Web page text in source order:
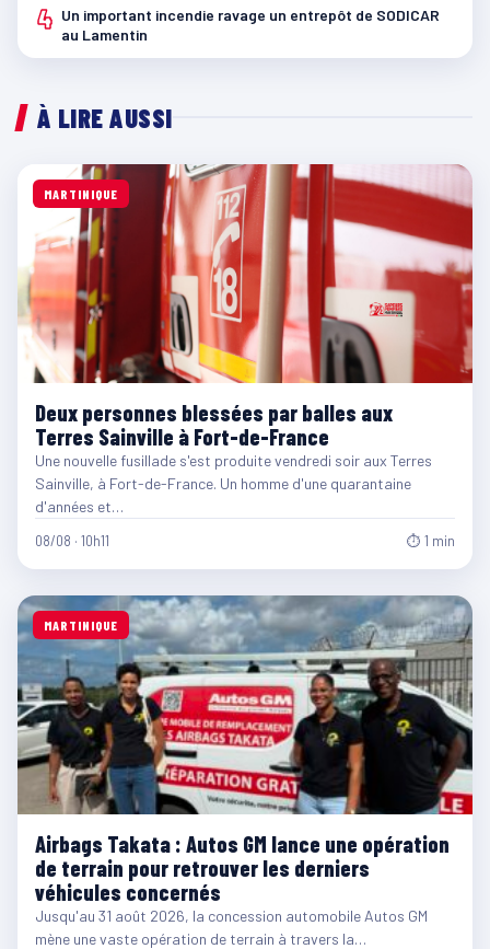
4 Un important incendie ravage un entrepôt de SODICAR
au Lamentin
À LIRE AUSSI
MARTINIQUE
Deux personnes blessées par balles aux
Terres Sainville à Fort-de-France
Une nouvelle fusillade s'est produite vendredi soir aux Terres
Sainville, à Fort-de-France. Un homme d'une quarantaine
d'années et…
08/08 · 10h11 ⏱ 1 min
MARTINIQUE
Airbags Takata : Autos GM lance une opération
de terrain pour retrouver les derniers
véhicules concernés
Jusqu'au 31 août 2026, la concession automobile Autos GM
mène une vaste opération de terrain à travers la…